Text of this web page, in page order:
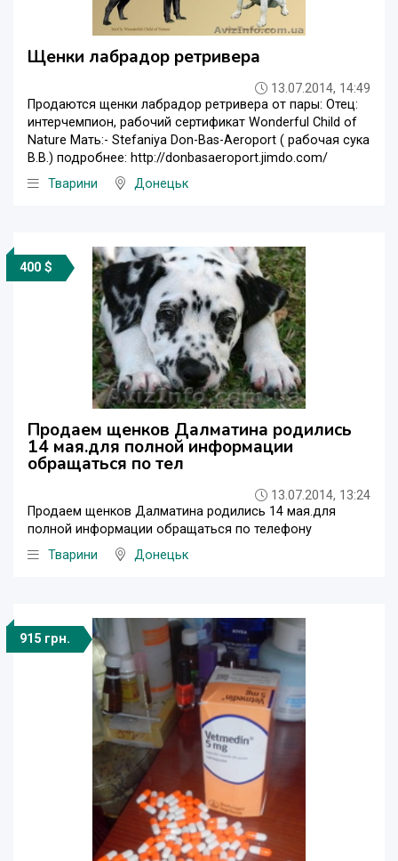
Щенки лабрадор ретривера
13.07.2014, 14:49
Продаются щенки лабрадор ретривера от пары: Отец:
интерчемпион, рабочий сертификат Wonderful Child of
Nature Мать:- Stefaniya Don-Bas-Aeroport ( рабочая сука
В.В.) подробнее: http://donbasaeroport.jimdo.com/
Тварини
Донецьк
400 $
Продаем щенков Далматина родились
14 мая.для полной информации
обращаться по тел
13.07.2014, 13:24
Продаем щенков Далматина родились 14 мая.для
полной информации обращаться по телефону
Тварини
Донецьк
915 грн.